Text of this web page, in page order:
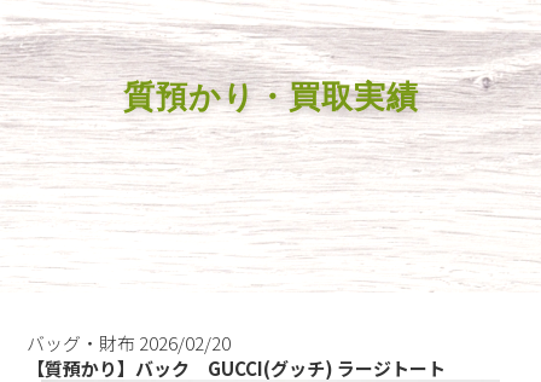
質預かり・買取実績
バッグ・財布 2026/02/20
【質預かり】バック GUCCI(グッチ) ラージトート